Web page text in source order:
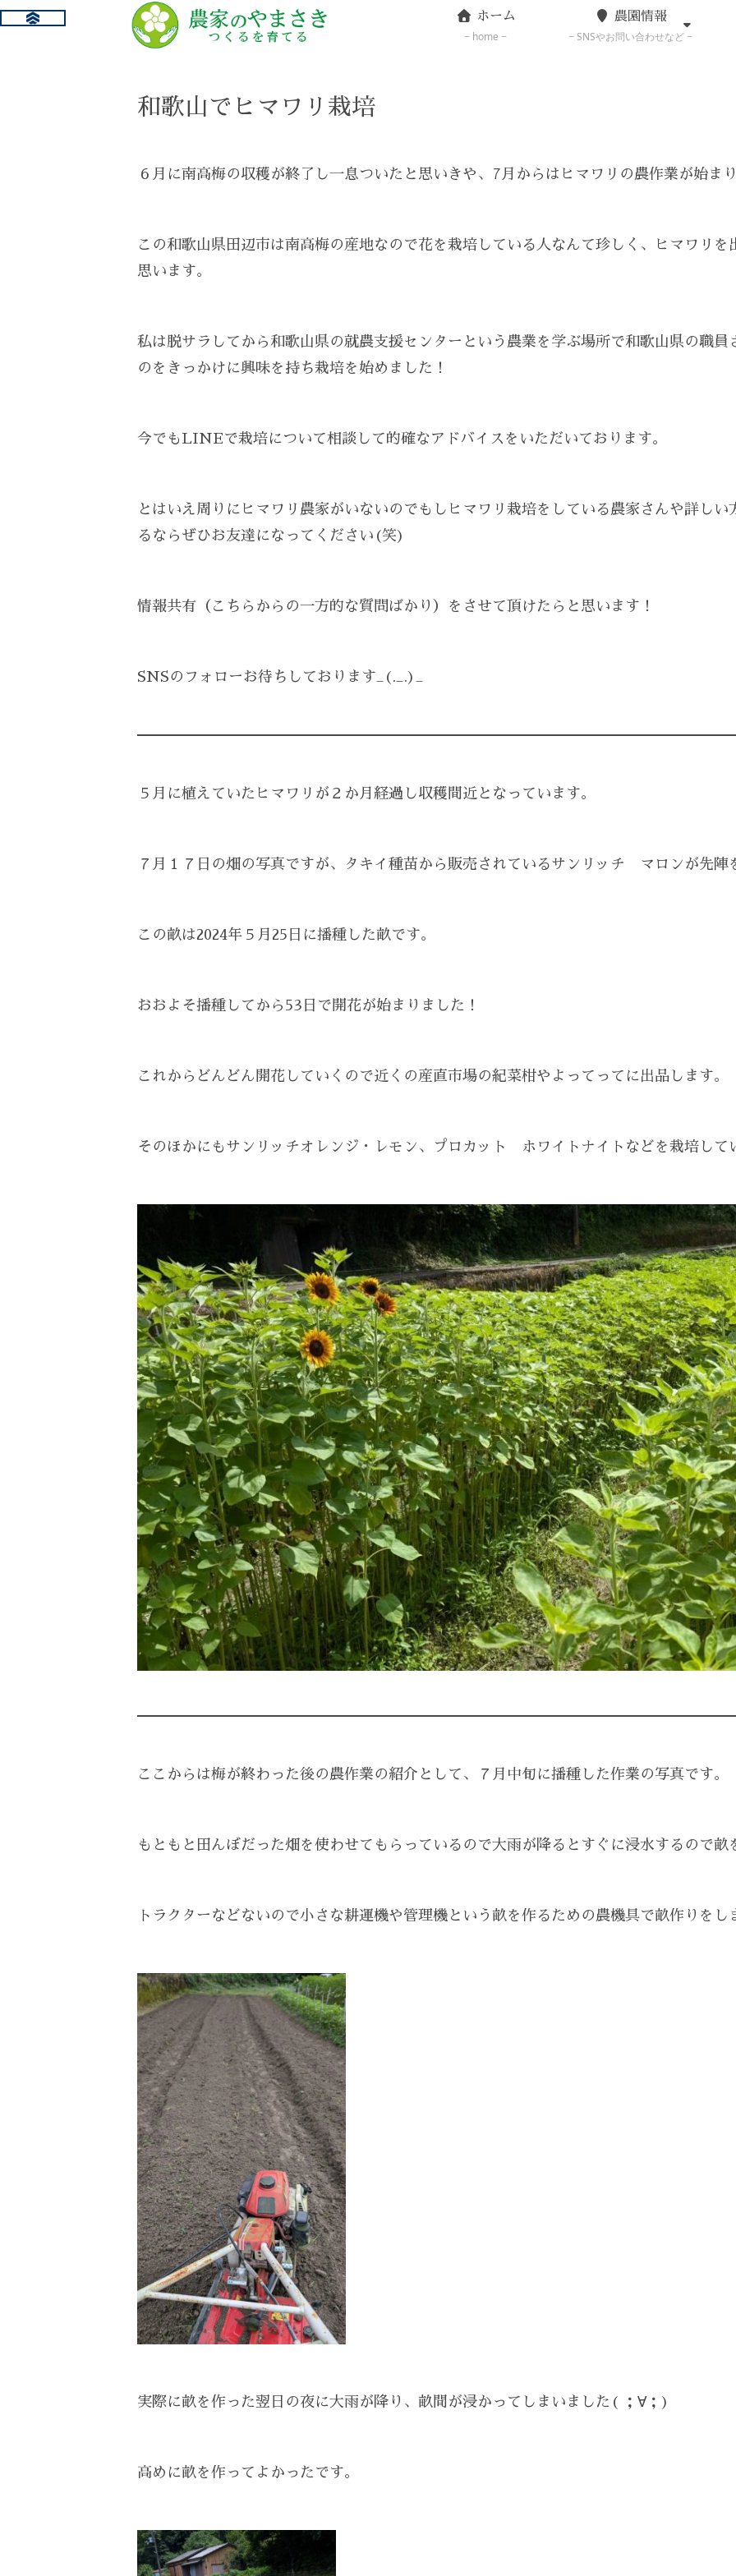
ホーム
home
農園情報
SNSやお問い合わせなど
和歌山でヒマワリ栽培
６月に南高梅の収穫が終了し一息ついたと思いきや、7月からはヒマワリの農作業が始ま
この和歌山県田辺市は南高梅の産地なので花を栽培している人なんて珍しく、ヒマワリ
思います。
私は脱サラしてから和歌山県の就農支援センターという農業を学ぶ場所で和歌山県の職
のをきっかけに興味を持ち栽培を始めました！
今でもLINEで栽培について相談して的確なアドバイスをいただいております。
とはいえ周りにヒマワリ農家がいないのでもしヒマワリ栽培をしている農家さんや詳し
るならぜひお友達になってください(笑)
情報共有（こちらからの一方的な質問ばかり）をさせて頂けたらと思います！
SNSのフォローお待ちしております_(._.)_
５月に植えていたヒマワリが２か月経過し収穫間近となっています。
７月１７日の畑の写真ですが、タキイ種苗から販売されているサンリッチ マロンが先陣
この畝は2024年５月25日に播種した畝です。
おおよそ播種してから53日で開花が始まりました！
これからどんどん開花していくので近くの産直市場の紀菜柑やよってってに出品します。
そのほかにもサンリッチオレンジ・レモン、プロカット ホワイトナイトなどを栽培して
ここからは梅が終わった後の農作業の紹介として、７月中旬に播種した作業の写真です。
もともと田んぼだった畑を使わせてもらっているので大雨が降るとすぐに浸水するので畝
トラクターなどないので小さな耕運機や管理機という畝を作るための農機具で畝作りをし
実際に畝を作った翌日の夜に大雨が降り、畝間が浸かってしまいました( ；∀；)
高めに畝を作ってよかったです。